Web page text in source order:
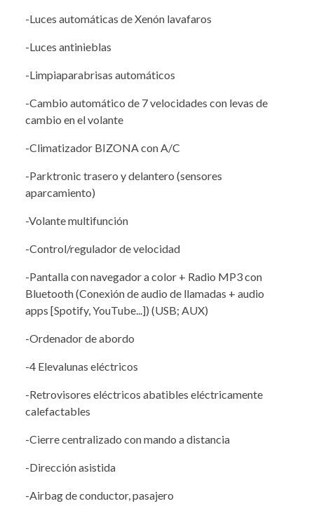
-Luces automáticas de Xenón lavafaros
-Luces antinieblas
-Limpiaparabrisas automáticos
-Cambio automático de 7 velocidades con levas de
cambio en el volante
-Climatizador BIZONA con A/C
-Parktronic trasero y delantero (sensores
aparcamiento)
-Volante multifunción
-Control/regulador de velocidad
-Pantalla con navegador a color + Radio MP3 con
Bluetooth (Conexión de audio de llamadas + audio
apps [Spotify, YouTube...]) (USB; AUX)
-Ordenador de abordo
-4 Elevalunas eléctricos
-Retrovisores eléctricos abatibles eléctricamente
calefactables
-Cierre centralizado con mando a distancia
-Dirección asistida
-Airbag de conductor, pasajero